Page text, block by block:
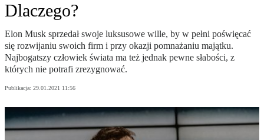
Dlaczego?
Elon Musk sprzedał swoje luksusowe wille, by w pełni poświęcać
się rozwijaniu swoich firm i przy okazji pomnażaniu majątku.
Najbogatszy człowiek świata ma też jednak pewne słabości, z
których nie potrafi zrezygnować.
Publikacja: 29.01.2021 11:56